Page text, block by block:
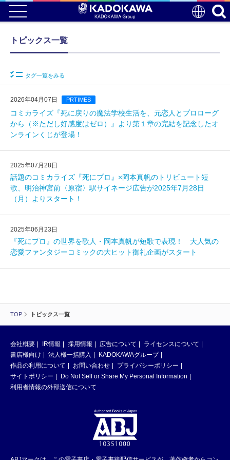
TOP トピックス一覧
トピックス一覧
タグ一覧をみる
2026年04月07日 PRTIMES
コミカライズ『死に戻りの魔法学校生活を、元恋人とプロローグ
から（※ただし好感度はゼロ）』より第１章の完結を記念したオ
ンラインくじが登場！
2025年07月28日
話題のコミカライズ『死にプロ』×岡本真帆のトリビュート短
歌、明治神宮前〈原宿〉駅サイネージ広告が2025年7月28日
（月）よりスタート！
2025年06月23日
『死にプロ』の世界を歌人・岡本真帆が短歌で表現！ 大人気の
恋愛ファンタジーコミックの大ヒット御礼企画がスタート
会社概要 IR情報 採用情報 広告について
ライセンスについて
書店様向け
法人様一括購入
KADOKAWAグループ
作品の利用について
お問い合わせ
プライバシーポリシー
サイトポリシー
Do Not Sell or Share My Personal Information
利用者情報の外部送信について